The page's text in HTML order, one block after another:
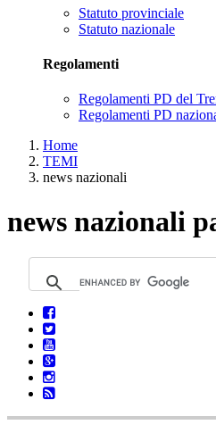
Statuto provinciale
Statuto nazionale
Regolamenti
Regolamenti PD del
Regolamenti PD
Home
TEMI
news nazionali
news nazionali